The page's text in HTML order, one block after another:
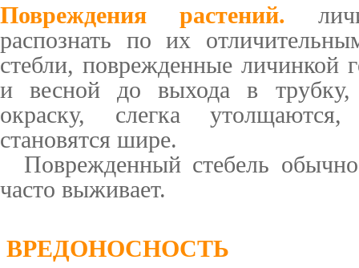
Повреждения растений.
распознать по их
стебли, поврежденные личинкой
и весной до выхода в трубку,
окраску, слегка
становятся шире.
Поврежденный стебель обычно
час­то выживает.
ВРЕДОНОСНОСТЬ